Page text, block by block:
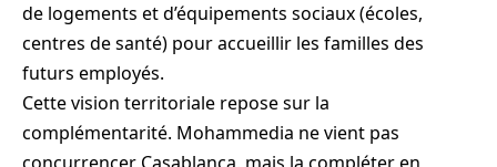
de logements et d’équipements sociaux (écoles,
centres de santé) pour accueillir les familles des
futurs employés.
Cette vision territoriale repose sur la
complémentarité. Mohammedia ne vient pas